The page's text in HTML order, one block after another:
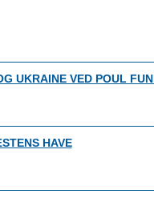
UKRAINE VED POUL
HAVE